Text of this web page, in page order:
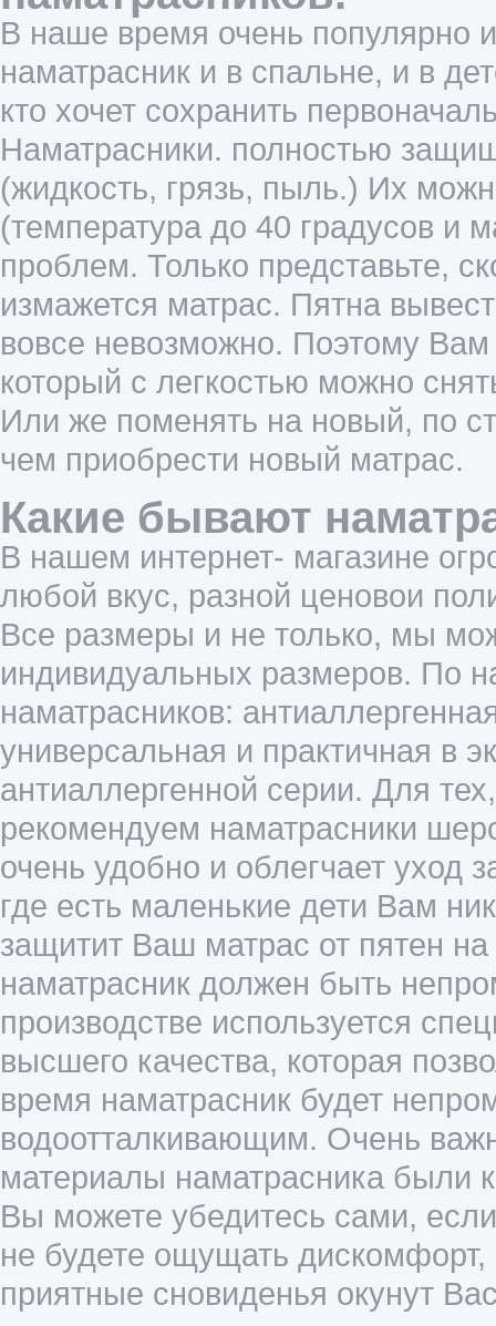
В наше время очень популярно
наматрасник и в спальне, и в
кто хочет сохранить
Наматрасники. полностью
(жидкость, грязь, пыль.) Их
(температура до 40 градусов и
проблем. Только представьте,
измажется матрас. Пятна
вовсе невозможно. Поэтому Вам
который с легкостью можно
Или же поменять на новый, по
чем приобрести новый матрас.
Какие бывают
В нашем интернет- магазине
любой вкус, разной ценовои
Все размеры и не только, мы
индивидуальных размеров. По
наматрасников:
универсальная и практичная в
антиаллергенной серии. Для
рекомендуем наматрасники
очень удобно и облегчает уход
где есть маленькие дети Вам
защитит Ваш матрас от пятен
наматрасник должен быть
производстве используется
высшего качества, которая
время наматрасник будет
водоотталкивающим. Очень
материалы наматрасника были
Вы можете убедитесь сами,
не будете ощущать
приятные сновиденья окунут